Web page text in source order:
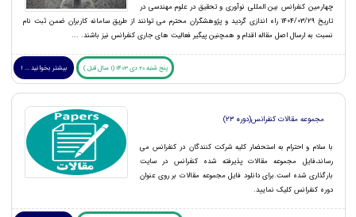
چهارمین کنفرانس بین المللی نوآوری و تحقیق در علوم مهندسی در
تاریخ 1404/03/29 راه اندازی گردید و پژوهشگران محترم می توانند از طریق سامانه کاربران ضمن ثبت نام
نسبت به ارسال اصل مقاله اقدام و همچنین پیگیر فعالیت های جاری کنفرانس نیز باشند. ...
پنج شنبه 20 دی 1403 (1 سال قبل ) بیشتر بخوانید ... !
مجموعه مقالات کنفرانس(دوره ۲3)
با سلام و احترام به استحضار کلیه شرکت کنندگان در کنفرانس می
رساند،فایل مجموعه مقالات پذیرفته شده کنفرانس در سایت
بارگذاری شده است.برای دانلود فایل مجموعه مقالات بر روی عنوان
دوره کنفرانس کلیک نمایید.